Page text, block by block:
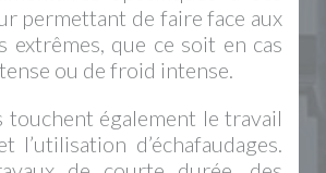
permettant de faire face aux
extrêmes, que ce soit en cas
ou de froid intense.
touchent également le travail
l’utilisation d’échafaudages.